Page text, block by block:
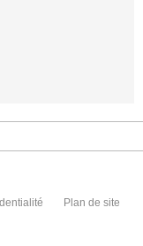
Plan de site